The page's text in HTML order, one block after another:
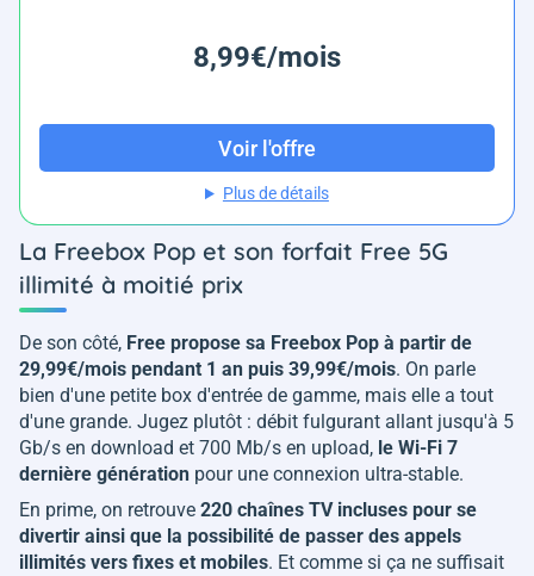
8,99€/mois
Voir l'offre
Plus de détails
La Freebox Pop et son forfait Free 5G
illimité à moitié prix
De son côté, Free propose sa Freebox Pop à partir de
29,99€/mois pendant 1 an puis 39,99€/mois. On parle
bien d'une petite box d'entrée de gamme, mais elle a tout
d'une grande. Jugez plutôt : débit fulgurant allant jusqu'à 5
Gb/s en download et 700 Mb/s en upload, le Wi-Fi 7
dernière génération pour une connexion ultra-stable.
En prime, on retrouve 220 chaînes TV incluses pour se
divertir ainsi que la possibilité de passer des appels
illimités vers fixes et mobiles. Et comme si ça ne suffisait